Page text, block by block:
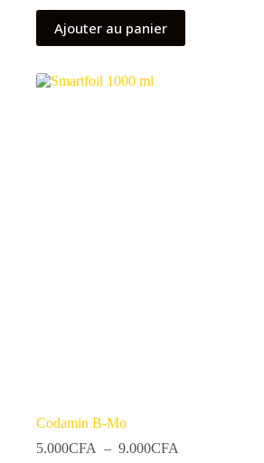
Ajouter au panier
Codamin B-Mo
5.000CFA – 9.000CFA